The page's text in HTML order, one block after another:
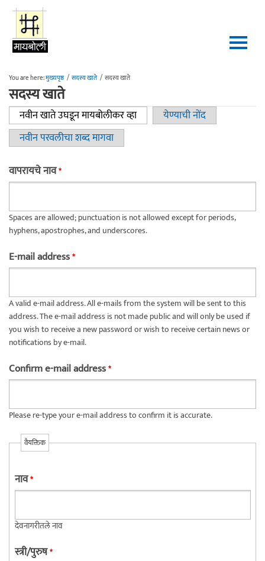
Skip to main content
You are here:मुख्यपृष्ठ / सदस्य खाते / सदस्य खाते
सदस्य खाते
Primary tabs
नवीन खाते उघडून मायबोलीकर व्हा(active tab)येण्याची नोंद
नवीन परवलीचा शब्द मागवा
वापरायचे नाव*
Spaces are allowed; punctuation is not allowed except for periods,
hyphens, apostrophes, and underscores.
E-mail address*
A valid e-mail address. All e-mails from the system will be sent to this
address. The e-mail address is not made public and will only be used if
you wish to receive a new password or wish to receive certain news or
notifications by e-mail.
Confirm e-mail address*
Please re-type your e-mail address to confirm it is accurate.
वैयक्तिक
नाव*
देवनागरीतले नाव
स्त्री/पुरुष*